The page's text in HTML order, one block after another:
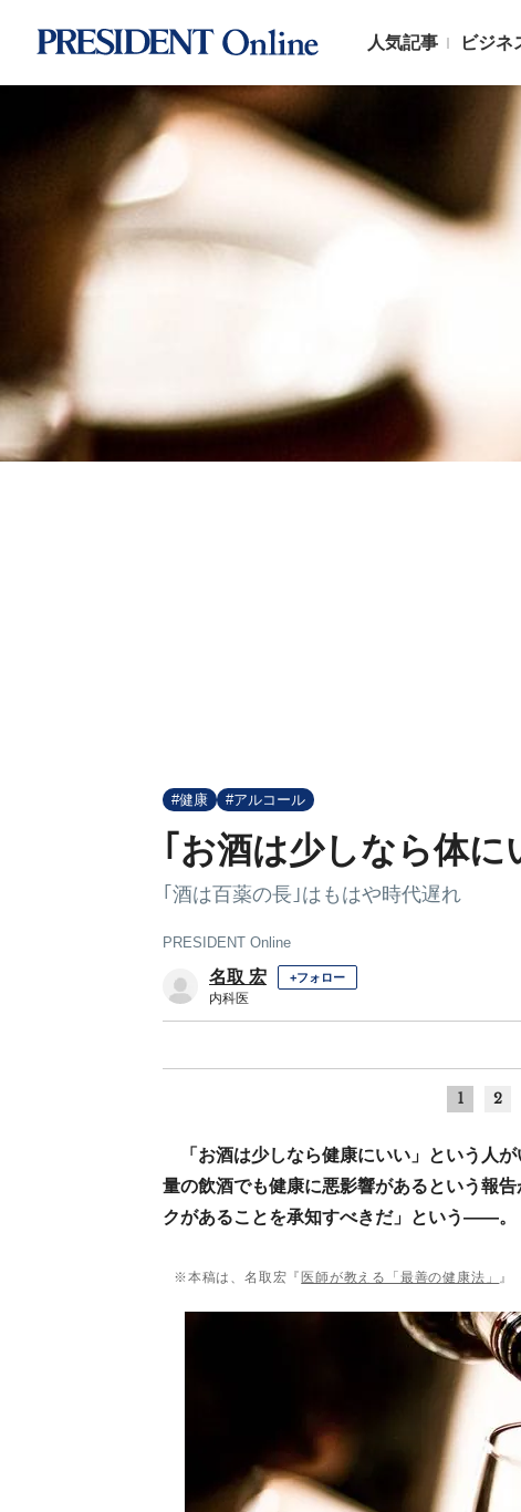
人気記事 ビジネ
#健康 #アルコール
｢お酒は少しなら体
｢酒は百薬の長｣はもはや時代遅れ
PRESIDENT Online
名取 宏 +フォロー
内科医
1 2
「お酒は少しなら健康にいい」という人
量の飲酒でも健康に悪影響があるという報
クがあることを承知すべきだ」という――。
※本稿は、名取宏『 医師が教える「最善の健康法」 』